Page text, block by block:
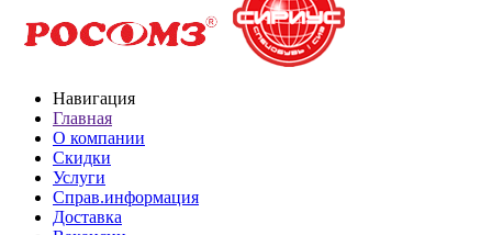
Навигация
Главная
О компании
Скидки
Услуги
Справ.информация
Доставка